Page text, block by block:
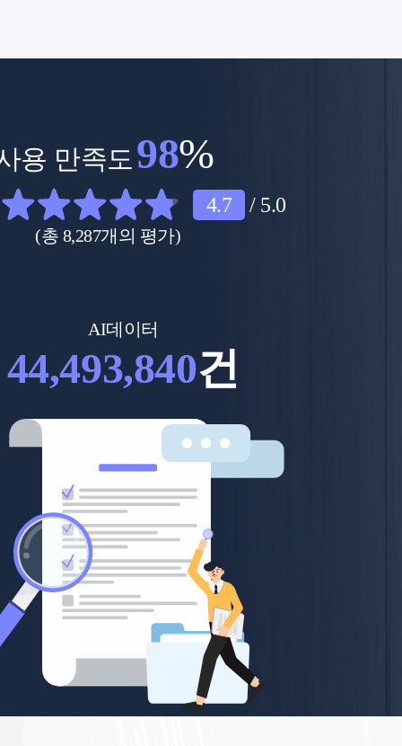
용 만족도 98%
(총 8,287개의 평가)
4.7 / 5.0
AI데이터
44,493,840건